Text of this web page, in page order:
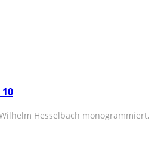
Hesselbach monogrammiert,